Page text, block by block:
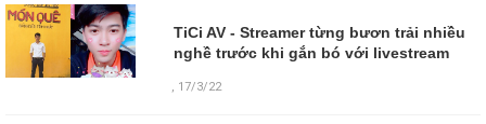
TiCi AV - Streamer từng bươn trải nhiều
nghề trước khi gắn bó với livestream
, 17/3/22